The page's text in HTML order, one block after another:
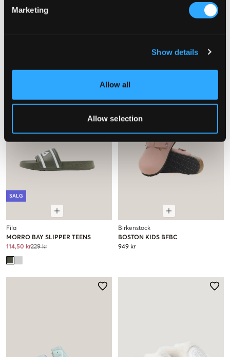
Marketing
Show details
Allow all
Allow selection
SALG
Fila
MORRO BAY SLIPPER TEENS
114,50 kr229 kr
Birkenstock
BOSTON KIDS BFBC
949 kr